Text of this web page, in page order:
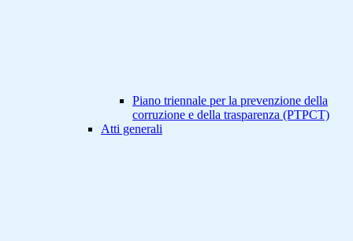
Piano triennale per la prevenzione della
corruzione e della trasparenza (PTPCT)
Atti generali